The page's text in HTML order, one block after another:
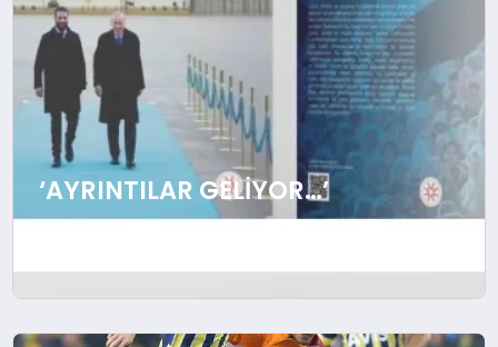
‘AYRINTILAR GELIYOR…’